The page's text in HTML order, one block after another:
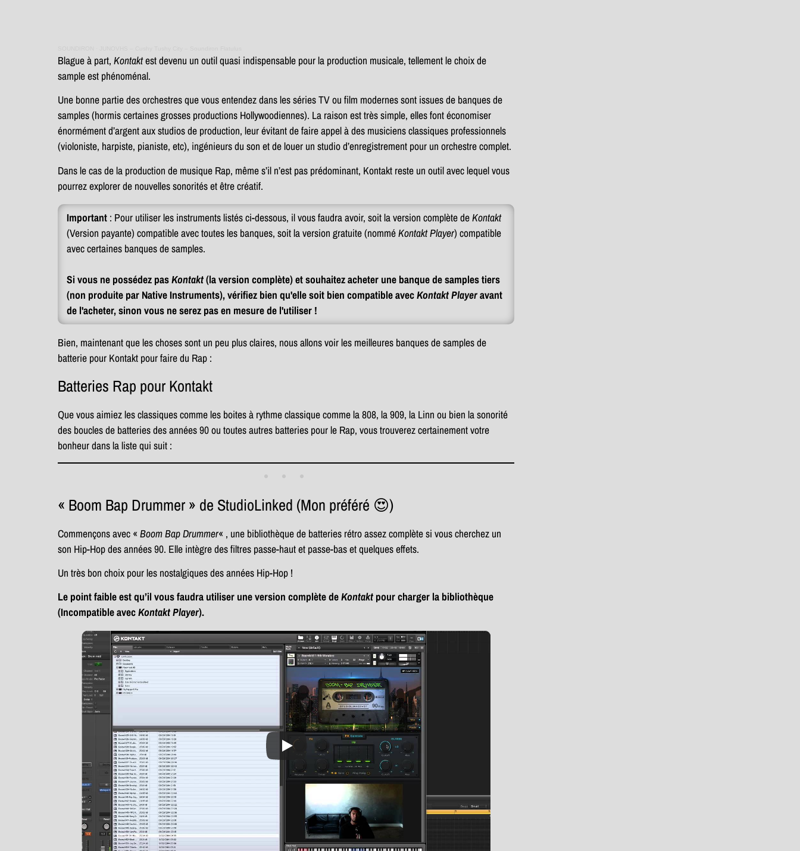
Blague à part, Kontaktest devenu un outil quasi indispensable pour la production musicale, tellement le choix de
sample est phénoménal.
Une bonne partie des orchestres que vous entendez dans les séries TV ou film modernes sont issues de banques de
samples (hormis certaines grosses productions Hollywoodiennes). La raison est très simple, elles font économiser
énormément d’argent aux studios de production, leur évitant de faire appel à des musiciens classiques professionnels
(violoniste, harpiste, pianiste, etc), ingénieurs du son et de louer un studio d’enregistrement pour un orchestre complet.
Dans le cas de la production de musique Rap, même s’il n’est pas prédominant, Kontakt reste un outil avec lequel vous
pourrez explorer de nouvelles sonorités et être créatif.
Important : Pour utiliser les instruments listés ci-dessous, il vous faudra avoir, soit la version complète de
Kontakt
(Version payante) compatible avec toutes les banques, soit la version gratuite (nommé Kontakt Player) compatible
avec certaines banques de samples.
Si vous ne possédez pas Kontakt (la version complète) et souhaitez acheter une banque de samples tiers
(non produite par Native Instruments), vérifiez bien qu'elle soit bien compatible avec Kontakt Player avant
de l'acheter, sinon vous ne serez pas en mesure de l'utiliser !
Bien, maintenant que les choses sont un peu plus claires, nous allons voir les meilleures banques de samples de
batterie pour Kontakt pour faire du Rap :
Batteries Rap pour Kontakt
Que vous aimiez les classiques comme les boites à rythme classique comme la 808, la 909, la Linn ou bien la sonorité
des boucles de batteries des années 90 ou toutes autres batteries pour le Rap, vous trouverez certainement votre
bonheur dans la liste qui suit :
« Boom Bap Drummer » de StudioLinked (Mon préféré 😍)
Commençons avec « Boom Bap Drummer« , une bibliothèque de batteries rétro assez complète si vous cherchez un
son Hip-Hop des années 90. Elle intègre des filtres passe-haut et passe-bas et quelques effets.
Un très bon choix pour les nostalgiques des années Hip-Hop !
Le point faible est qu’il vous faudra utiliser une version complète deKontakt pour charger la bibliothèque
(Incompatible avecKontakt Player).